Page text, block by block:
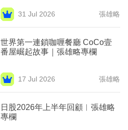
31 Jul 2026 張雄略
世界第一連鎖咖喱餐廳 CoCo壹
番屋崛起故事｜張雄略專欄
17 Jul 2026 張雄略
日股2026年上半年回顧︳張雄略
專欄